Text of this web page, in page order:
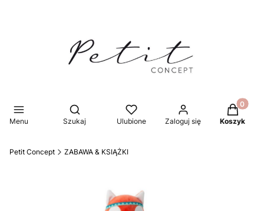
Menu
Otwórz wyszukiwarkę
Szukaj Ulubione Zaloguj się Koszyk
Petit Concept ZABAWA & KSIĄŻKI